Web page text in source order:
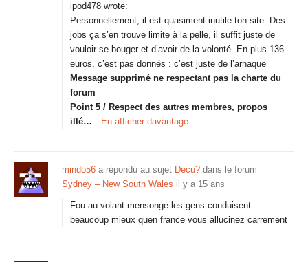
ipod478 wrote:
Personnellement, il est quasiment inutile ton site. Des
jobs ça s’en trouve limite à la pelle, il suffit juste de
vouloir se bouger et d’avoir de la volonté. En plus 136
euros, c’est pas donnés : c’est juste de l’arnaque
Message supprimé ne respectant pas la charte du
forum
Point 5 / Respect des autres membres, propos
illé…
En afficher davantage
mindo56 a répondu au sujet Decu? dans le forum
Sydney – New South Wales il y a 15 ans
Fou au volant mensonge les gens conduisent
beaucoup mieux quen france vous allucinez carrement